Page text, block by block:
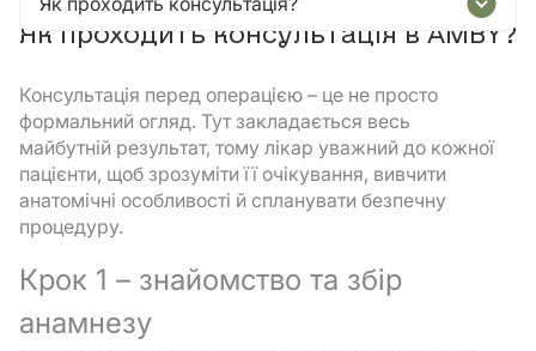
Як проходить консультація в AMBY?
Консультація перед операцією – це не просто
формальний огляд. Тут закладається весь
майбутній результат, тому лікар уважний до кожної
пацієнти, щоб зрозуміти її очікування, вивчити
анатомічні особливості й спланувати безпечну
процедуру.
Крок 1 – знайомство та збір
анамнезу